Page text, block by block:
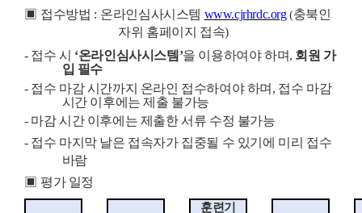
▣ 접수방법 : 온라인심사시스템 www.cjrhrdc.org (충북인
자위 홈페이지 접속)
- 접수 시 ‘온라인심사시스템 ’을 이용하여야 하며, 회원 가
입 필수
- 접수 마감 시간까지 온라인 접수하여야 하며 , 접수 마감
시간 이후에는 제출 불가능
- 마감 시간 이후에는 제출한 서류 수정 불가능
- 접수 마지막 날은 접속자가 집중될 수 있기에 미리 접수
바람
▣ 평가 일정
훈련기